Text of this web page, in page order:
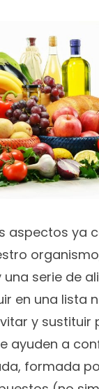
aspectos ya
serie de
en una lista
y sustituir
ayuden a
formada